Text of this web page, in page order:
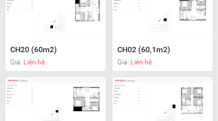
CH20 (60m2)
Giá: Liên hệ
CH02 (60,1m2)
Giá: Liên hệ